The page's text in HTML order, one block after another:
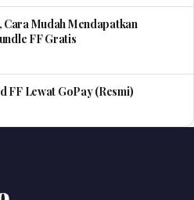
Cara Mudah Mendapatkan
FF Gratis
FF Lewat GoPay (Resmi)